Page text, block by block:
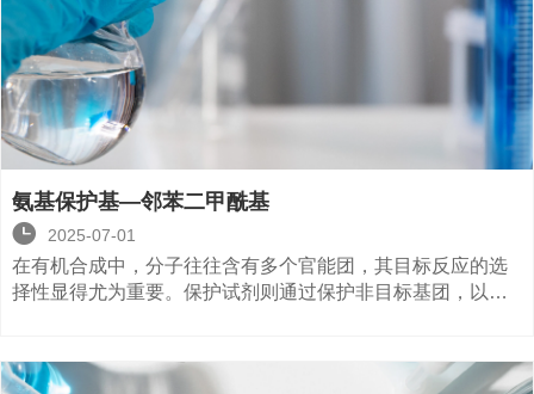
氨基保护基—邻苯二甲酰基

2025-07-01
在有机合成中，分子往往含有多个官能团，其目标反应的选
择性显得尤为重要。保护试剂则通过保护非目标基团，以防